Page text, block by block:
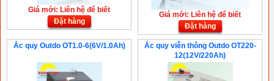
Giá mới: Liên hệ để biết
Đặt hàng
Giá mới: Liên hệ để biết
Đặt hàng
Ắc quy Outdo OT1.0-6(6V/1.0Ah)
Ắc quy viễn thông Outdo OT220-
12(12V/220Ah)